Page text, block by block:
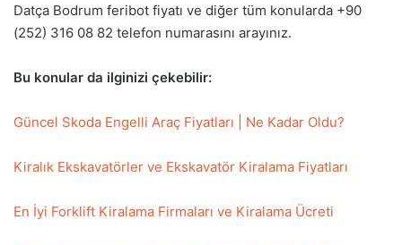
Datça Bodrum feribot fiyatı ve diğer tüm konularda +90
(252) 316 08 82 telefon numarasını arayınız.
Bu konular da ilginizi çekebilir:
Güncel Skoda Engelli Araç Fiyatları | Ne Kadar Oldu?
Kiralık Ekskavatörler ve Ekskavatör Kiralama Fiyatları
En İyi Forklift Kiralama Firmaları ve Kiralama Ücreti